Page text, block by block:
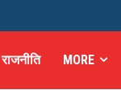
राजनीति MORE